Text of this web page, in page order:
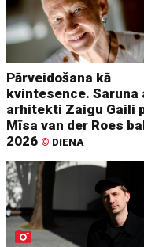
Pārveidošana kā
kvintesence. Saruna
arhitekti Zaigu Gaili
Mīsa van der Roes
2026 © DIENA